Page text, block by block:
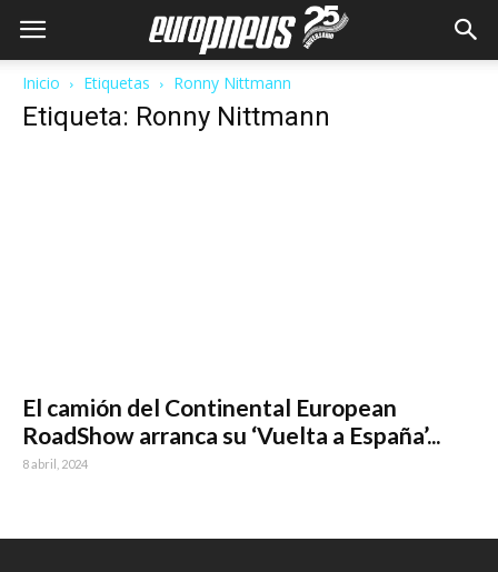
Inicio Etiquetas Ronny Nittmann
Etiqueta: Ronny Nittmann
El camión del Continental European
RoadShow arranca su ‘Vuelta a España’...
8 abril, 2024